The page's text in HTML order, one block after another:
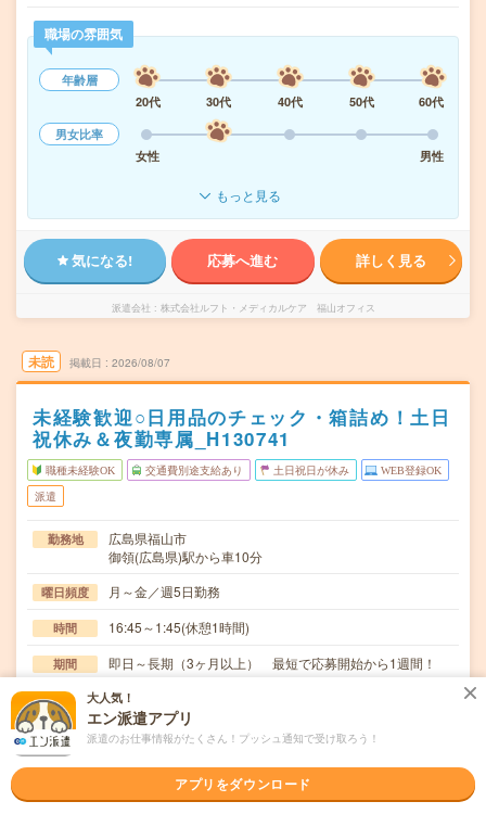
職場の雰囲気
年齢層
20代
30代 40代 50代
60代
男女比率
女性
男性
もっと見る
気になる! 応募へ進む 詳しく見る
派遣会社 株式会社ルフト・メディカルケア 福山オフィス
未読 掲載日 2026/08/07
未経験歓迎○日用品のチェック・箱詰め！土日
祝休み＆夜勤専属_H130741
職種未経験OK 交通費別途支給あり 土日祝日が休み WEB登録OK
派遣
勤務地
広島県福山市
御領(広島県)駅から車10分
曜日頻度 月～金／週5日勤務
時間 16:45～1:45(休憩1時間)
期間 即日～長期（3ヶ月以上） 最短で応募開始から1週間！
時給 時給1300円～1625円
交通費
夜勤専属でしっかり稼げます○日中は用事を済ませたりで
きてプライベートとの両立がしやすいとの声も！お弁…
大人気！
エン派遣アプリ
派遣のお仕事情報がたくさん！プッシュ通知で受け取ろう！
アプリをダウンロード